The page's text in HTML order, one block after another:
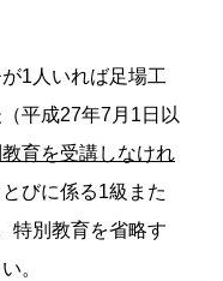
1人いれば足場工
平成27年7月1日以
育を受講しなけれ
びに係る1級また
特別教育を省略す
。